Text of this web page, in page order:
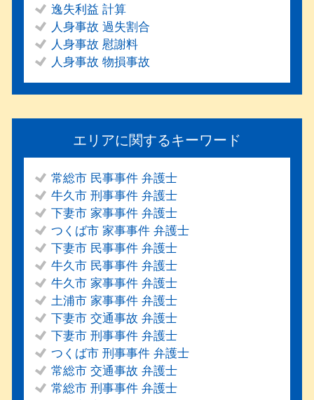
逸失利益 計算
人身事故 過失割合
人身事故 慰謝料
人身事故 物損事故
エリアに関するキーワード
常総市 民事事件 弁護士
牛久市 刑事事件 弁護士
下妻市 家事事件 弁護士
つくば市 家事事件 弁護士
下妻市 民事事件 弁護士
牛久市 民事事件 弁護士
牛久市 家事事件 弁護士
土浦市 家事事件 弁護士
下妻市 交通事故 弁護士
下妻市 刑事事件 弁護士
つくば市 刑事事件 弁護士
常総市 交通事故 弁護士
常総市 刑事事件 弁護士